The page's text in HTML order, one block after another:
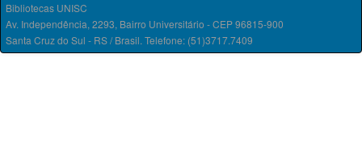
Bibliotecas UNISC
Av. Independência, 2293, Bairro Universitário - CEP 96815-900
Santa Cruz do Sul - RS / Brasil. Telefone: (51)3717.7409